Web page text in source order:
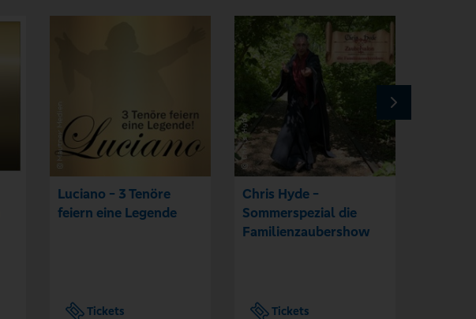
Luciano - 3 Tenöre
feiern eine Legende
Tickets
Chris Hyde -
Sommerspezial die
Familienzaubershow
Tickets